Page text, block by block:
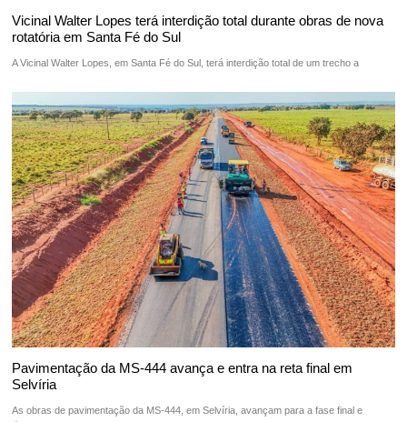
Vicinal Walter Lopes terá interdição total durante obras de nova
rotatória em Santa Fé do Sul
A Vicinal Walter Lopes, em Santa Fé do Sul, terá interdição total de um trecho a
Pavimentação da MS-444 avança e entra na reta final em
Selvíria
As obras de pavimentação da MS-444, em Selvíria, avançam para a fase final e